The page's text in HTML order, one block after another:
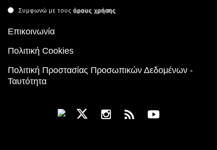
Συμφωνώ με τουςόρους χρήσης
Επικοινωνία
Πολιτική Cookies
Πολιτική Προστασίας Προσωπικών Δεδομένων -
Ταυτότητα